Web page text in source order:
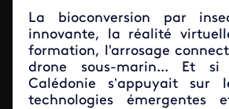
La bioconversion par
innovante, la réalité
formation, l'arrosage
drone sous-marin... Et si
Calédonie s’appuyait sur
technologies émergentes